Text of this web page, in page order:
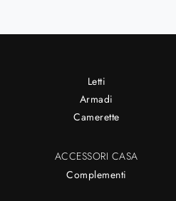
Letti
Armadi
Camerette
ACCESSORI CASA
Complementi